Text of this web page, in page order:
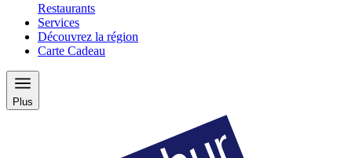
Restaurants
Services
Découvrez la région
Carte Cadeau
Plus